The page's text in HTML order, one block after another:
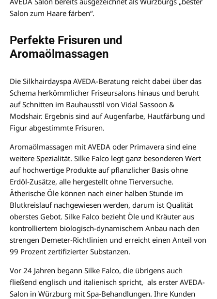
Salon zum Haare färben“.
Perfekte Frisuren und
Aromaölmassagen
Die Silkhairdayspa AVEDA-Beratung reicht dabei über das
Schema herkömmlicher Friseursalons hinaus und beruht
auf Schnitten im Bauhausstil von Vidal Sassoon &
Modshair. Ergebnis sind auf Augenfarbe, Hautfärbung und
Figur abgestimmte Frisuren.
Aromaölmassagen mit AVEDA oder Primavera sind eine
weitere Spezialität. Silke Falco legt ganz besonderen Wert
auf hochwertige Produkte auf pflanzlicher Basis ohne
Erdöl-Zusätze, alle hergestellt ohne Tierversuche.
Ätherische Öle können nach einer halben Stunde im
Blutkreislauf nachgewiesen werden, darum ist Qualität
oberstes Gebot. Silke Falco bezieht Öle und Kräuter aus
kontrolliertem biologisch-dynamischem Anbau nach den
strengen Demeter-Richtlinien und erreicht einen Anteil von
99 Prozent zertifizierter Substanzen.
Vor 24 Jahren begann Silke Falco, die übrigens auch
fließend englisch und italienisch spricht, als erster AVEDA-
Salon in Würzburg mit Spa-Behandlungen. Ihre Kunden